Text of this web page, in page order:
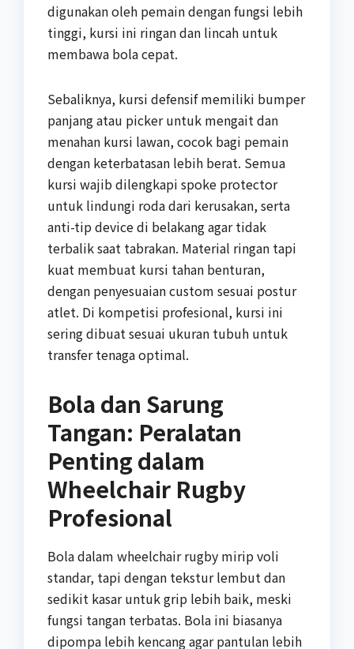
digunakan oleh pemain dengan fungsi lebih
tinggi, kursi ini ringan dan lincah untuk
membawa bola cepat.
Sebaliknya, kursi defensif memiliki bumper
panjang atau picker untuk mengait dan
menahan kursi lawan, cocok bagi pemain
dengan keterbatasan lebih berat. Semua
kursi wajib dilengkapi spoke protector
untuk lindungi roda dari kerusakan, serta
anti-tip device di belakang agar tidak
terbalik saat tabrakan. Material ringan tapi
kuat membuat kursi tahan benturan,
dengan penyesuaian custom sesuai postur
atlet. Di kompetisi profesional, kursi ini
sering dibuat sesuai ukuran tubuh untuk
transfer tenaga optimal.
Bola dan Sarung
Tangan: Peralatan
Penting dalam
Wheelchair Rugby
Profesional
Bola dalam wheelchair rugby mirip voli
standar, tapi dengan tekstur lembut dan
sedikit kasar untuk grip lebih baik, meski
fungsi tangan terbatas. Bola ini biasanya
dipompa lebih kencang agar pantulan lebih